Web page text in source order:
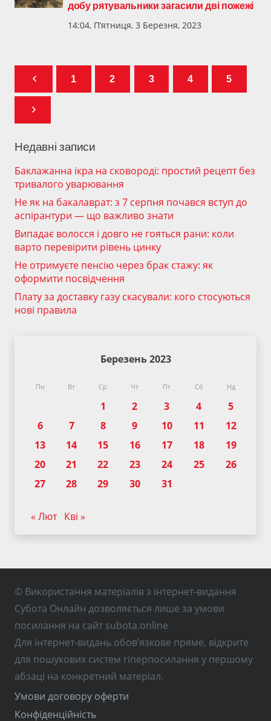
добу рятувальники загасили дві пожежі
14:04, П’ятниця, 3 Березня, 2023
1 2 3 4 5
Недавні записи
Баклажанна ікра на сковороді: простий рецепт без
тривалого уварювання
Не як на бакалаврат: з 7 серпня почався вступ до
аспірантури — що важливо знати
Випадає волосся і довго не гояться рани: коли
варто перевірити рівень цинку
Не отримуєте пенсію через брак стажу: як
оформити посвідчення
Плату за доставку газу скасували: кого стосуються
нові правила
Березень 2023
Пн Вт Ср Чт Пт Сб Нд
1 2 3 4
5
6
7 8 9 10 11
12
13
14 15 16 17 18
19
20
21 22 23 24 25
26
27
28 29 30 31
« Лют Кві »
© Використання матеріалів з інтернет-видання
Субота Онлайн дозволяється лише за умови
посилання на сайт subota.online
Для інтернет-видань обов’язкове пряме, відкрите
для пошукових систем гіперпосилання у першому
абзаці на конкретний матеріал.
Умови договору оферти
Конфіденційність